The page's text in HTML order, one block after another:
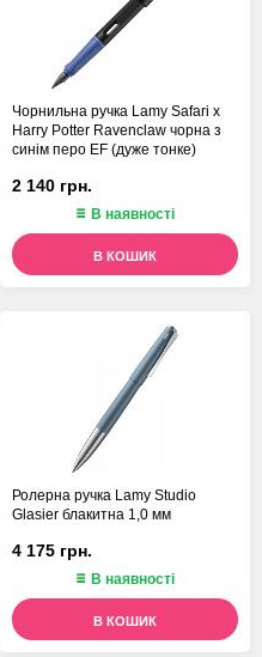
Чорнильна ручка Lamy Safari x
Harry Potter Ravenclaw чорна з
синім перо EF (дуже тонке)
2 140 грн.
В наявності
В КОШИК
Ролерна ручка Lamy Studio
Glasier блакитна 1,0 мм
4 175 грн.
В наявності
В КОШИК